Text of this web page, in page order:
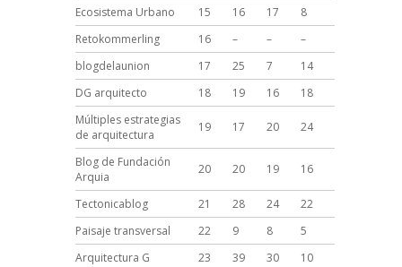
Ecosistema Urbano
15 16 17
8
Retokommerling
16 – –
–
blogdelaunion
17 25 7
14
DG arquitecto
18 19 16
18
Múltiples estrategias
de arquitectura
19 17 20 24
Blog de Fundación
Arquia
20 20 19 16
Tectonicablog 21 28 24
22
Paisaje transversal
22 9 8
5
Arquitectura G
23 39 30
10